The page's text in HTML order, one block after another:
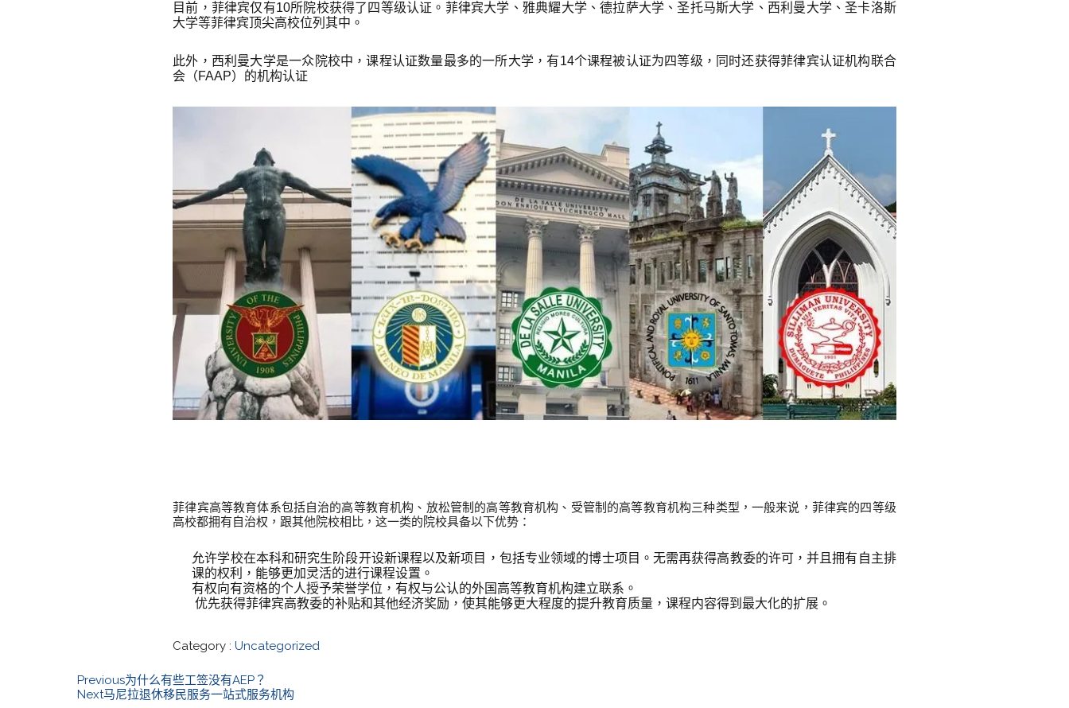
目前，菲律宾仅有10所院校获得了四等级认证。菲律宾大学、雅典耀大学、德拉萨大学、圣托马斯大学、西利曼大学、圣卡洛斯
大学等菲律宾顶尖高校位列其中。
此外，西利曼大学是一众院校中，课程认证数量最多的一所大学，有14个课程被认证为四等级，同时还获得菲律宾认证机构联合
会（FAAP）的机构认证
菲律宾高等教育体系包括自治的高等教育机构、放松管制的高等教育机构、受管制的高等教育机构三种类型，一般来说，菲律宾的四等级
高校都拥有自治权，跟其他院校相比，这一类的院校具备以下优势：
允许学校在本科和研究生阶段开设新课程以及新项目，包括专业领域的博士项目。无需再获得高教委的许可，并且拥有自主排
课的权利，能够更加灵活的进行课程设置。
有权向有资格的个人授予荣誉学位，有权与公认的外国高等教育机构建立联系。
优先获得菲律宾高教委的补贴和其他经济奖励，使其能够更大程度的提升教育质量，课程内容得到最大化的扩展。
Category : Uncategorized
Previous为什么有些工签没有AEP？
Next马尼拉退休移民服务一站式服务机构